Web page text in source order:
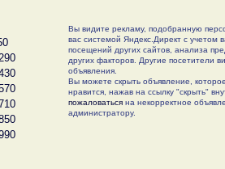
Вы видите рекламу, подобранную
вас системой Яндекс.Директ с учетом
посещений других сайтов, анализа
других факторов. Другие посетители
объявления.
Вы можете скрыть объявление,
нравится, нажав на ссылку "скрыть"
пожаловатьсяна некорректное
администратору.